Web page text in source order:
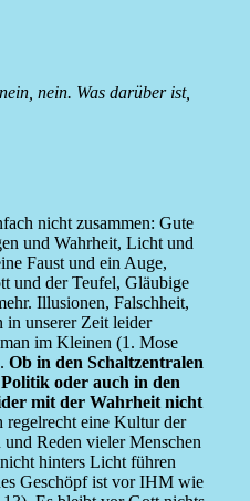
nein. Was darüber ist,
nicht zusammen: Gute
und Wahrheit, Licht und
Faust und ein Auge,
und der Teufel, Gläubige
Illusionen, Falschheit,
in unserer Zeit leider
im Kleinen (1. Mose
Ob in den Schaltzentralen
oder auch in den
mit der Wahrheit nicht
regelrecht eine Kultur der
Reden vieler Menschen
hinters Licht führen
Geschöpf ist vor IHM wie